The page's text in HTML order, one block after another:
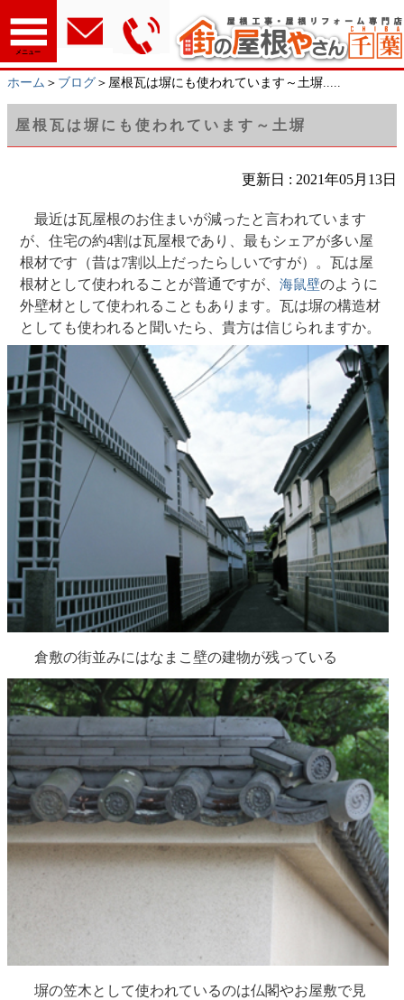
メニュー
ホーム ＞ ブログ ＞屋根瓦は塀にも使われています～土塀.....
屋根瓦は塀にも使われています～土塀
更新日 : 2021年05月13日
最近は瓦屋根のお住まいが減ったと言われています
が、住宅の約4割は瓦屋根であり、最もシェアが多い屋
根材です（昔は7割以上だったらしいですが）。瓦は屋
根材として使われることが普通ですが、海鼠壁のように
外壁材として使われることもあります。瓦は塀の構造材
としても使われると聞いたら、貴方は信じられますか。
倉敷の街並みにはなまこ壁の建物が残っている
塀の笠木として使われているのは仏閣やお屋敷で見